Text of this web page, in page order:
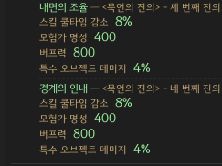
내면의 조율— <묵언의 진의> - 세 번째 진의
스킬 쿨타임 감소
8%
모험가 명성 400
버프력 800
특수 오브젝트 데미지 4%
경계의 인내— <묵언의 진의> - 네 번째 진의
스킬 쿨타임 감소
8%
모험가 명성 400
버프력 800
특수 오브젝트 데미지 4%